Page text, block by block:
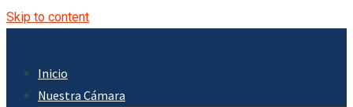
Skip to content
Inicio
Nuestra Cámara